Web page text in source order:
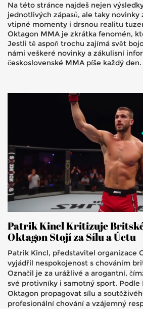
Na této stránce najdeš nejen
jednotlivých zápasů, ale taky novinky
vtipné momenty i drsnou realitu
Oktagon MMA je zkrátka fenomén,
Jestli tě aspoň trochu zajímá svět
námi veškeré novinky a zákulisní
československé MMA píše každý den.
Patrik Kincl Kritizuje
Oktagon Stojí za Sílu a Úctu
Patrik Kincl, představitel organizace
vyjádřil nespokojenost s chováním
Označil je za urážlivé a arogantní,
své protivníky i samotný sport. Podle
Oktagon propagovat sílu a
profesionální chování a vzájemný